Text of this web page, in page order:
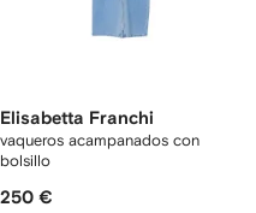
Elisabetta Franchi
vaqueros acampanados con
bolsillo
250 €